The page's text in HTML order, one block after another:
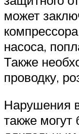
может
насоса,
Также
проводку,
Нарушения
также